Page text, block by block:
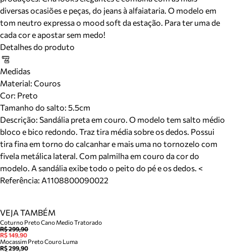
diversas ocasiões e peças, do jeans à alfaiataria. O modelo em
tom neutro expressa o mood soft da estação. Para ter uma de
cada cor e apostar sem medo!
Detalhes do produto
Medidas
Material: Couros
Cor: Preto
Tamanho do salto: 5.5cm
Descrição: Sandália preta em couro. O modelo tem salto médio
bloco e bico redondo. Traz tira média sobre os dedos. Possui
tira fina em torno do calcanhar e mais uma no tornozelo com
fivela metálica lateral. Com palmilha em couro da cor do
modelo. A sandália exibe todo o peito do pé e os dedos. <
Referência: A1108800090022
VEJA TAMBÉM
Coturno Preto Cano Medio Tratorado
R$ 299,90
R$ 149,90
Mocassim Preto Couro Luma
R$ 299,90